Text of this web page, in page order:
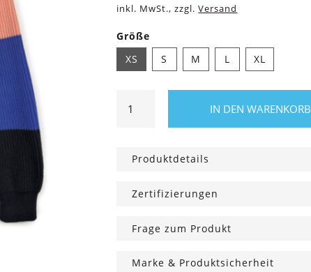
inkl. MwSt., zzgl. Versand
Größe
XS
S M L XL
Peyla
Blockstreifen
Menge
IN DEN WARENKORB
Produktdetails
Zertifizierungen
Frage zum Produkt
Marke & Produktsicherheit